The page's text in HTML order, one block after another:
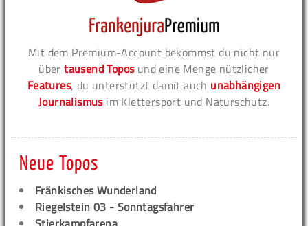
Mit dem Premium-Account bekommst du nicht nur
übertausend Toposund eine Menge nützlicher
Features, du unterstützt damit auch unabhängigen
Journalismusim Klettersport und Naturschutz.
Neue Topos
Fränkisches Wunderland
Riegelstein 03 - Sonntagsfahrer